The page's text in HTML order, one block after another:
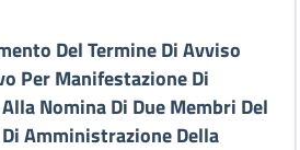
Del Termine Di Avviso
Per Manifestazione Di
Nomina Di Due Membri Del
Amministrazione Della